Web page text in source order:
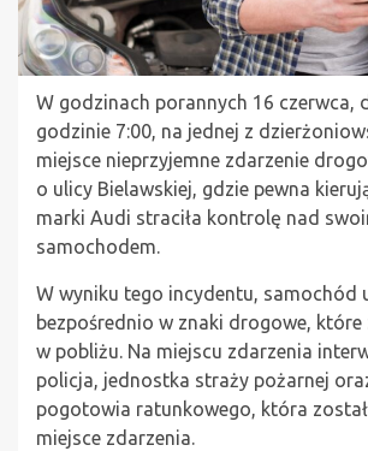
W godzinach porannych 16 czerwca,
godzinie 7:00, na jednej z
miejsce nieprzyjemne zdarzenie
o ulicy Bielawskiej, gdzie pewna
marki Audi straciła kontrolę nad
samochodem.
W wyniku tego incydentu, samochód
bezpośrednio w znaki drogowe, które
w pobliżu. Na miejscu zdarzenia
policja, jednostka straży pożarnej
pogotowia ratunkowego, która
miejsce zdarzenia.